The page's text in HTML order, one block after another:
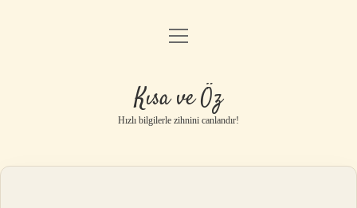
Anasayfa
Gizlilik Politikası
Yasal Uyarı
menüyü
Kısa ve Öz
Hızlı bilgilerle zihnini canlandır!